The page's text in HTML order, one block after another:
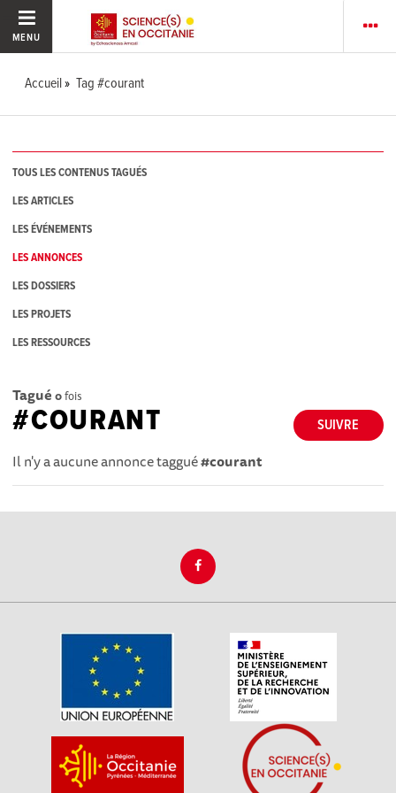
MENU
Accueil Tag #courant
TOUS LES CONTENUS TAGUÉS
LES ARTICLES
LES ÉVÉNEMENTS
LES ANNONCES
LES DOSSIERS
LES PROJETS
LES RESSOURCES
Tagué 0fois
SUIVRE
#COURANT
Il n'y a aucune annonce taggué#courant